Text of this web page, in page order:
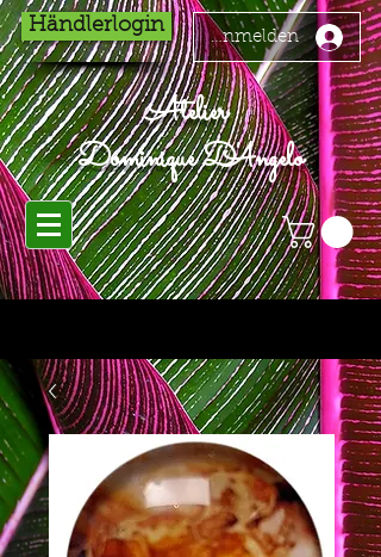
Händlerlogin
Anmelden
Atelier
Dominique D'Angelo